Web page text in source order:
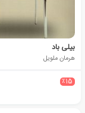
بیلی باد
هرمان ملویل
٪15